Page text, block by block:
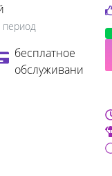
период
бесплатное
обслуживани